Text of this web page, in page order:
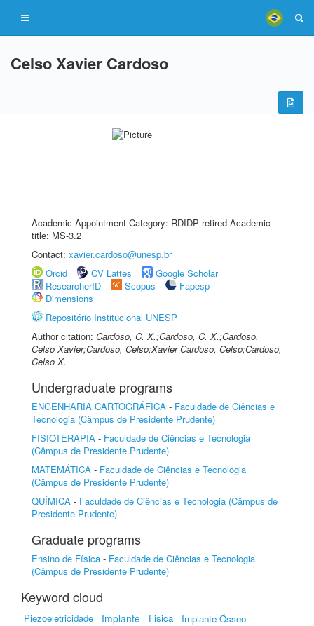
Celso Xavier Cardoso
Academic Appointment Category: RDIDP retired Academic
title: MS-3.2
Contact: xavier.cardoso@unesp.br
Orcid
CV Lattes
Google Scholar
ResearcherID
Scopus
Fapesp
Dimensions
Repositório Institucional UNESP
Author citation: Cardoso, C. X.;Cardoso, C. X.;Cardoso,
Celso Xavier;Cardoso, Celso;Xavier Cardoso, Celso;Cardoso,
Celso X.
Undergraduate programs
ENGENHARIA CARTOGRÁFICA - Faculdade de Ciências e
Tecnologia (Câmpus de Presidente Prudente)
FISIOTERAPIA - Faculdade de Ciências e Tecnologia
(Câmpus de Presidente Prudente)
MATEMÁTICA - Faculdade de Ciências e Tecnologia
(Câmpus de Presidente Prudente)
QUÍMICA - Faculdade de Ciências e Tecnologia (Câmpus de
Presidente Prudente)
Graduate programs
Ensino de Física - Faculdade de Ciências e Tecnologia
(Câmpus de Presidente Prudente)
Keyword cloud
Piezoeletricidade Implante Fisica Implante Ósseo